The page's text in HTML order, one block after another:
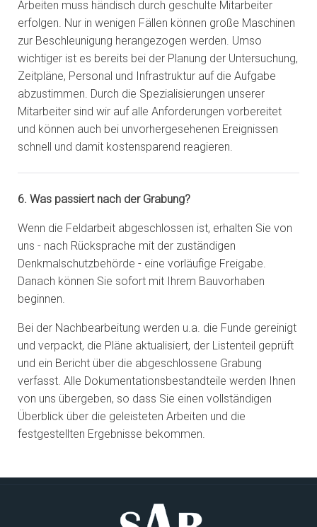
Arbeiten muss händisch durch geschulte Mitarbeiter
erfolgen. Nur in wenigen Fällen können große Maschinen
zur Beschleunigung herangezogen werden. Umso
wichtiger ist es bereits bei der Planung der Untersuchung,
Zeitpläne, Personal und Infrastruktur auf die Aufgabe
abzustimmen. Durch die Spezialisierungen unserer
Mitarbeiter sind wir auf alle Anforderungen vorbereitet
und können auch bei unvorhergesehenen Ereignissen
schnell und damit kostensparend reagieren.
6. Was passiert nach der Grabung?
Wenn die Feldarbeit abgeschlossen ist, erhalten Sie von
uns - nach Rücksprache mit der zuständigen
Denkmalschutzbehörde - eine vorläufige Freigabe.
Danach können Sie sofort mit Ihrem Bauvorhaben
beginnen.
Bei der Nachbearbeitung werden u.a. die Funde gereinigt
und verpackt, die Pläne aktualisiert, der Listenteil geprüft
und ein Bericht über die abgeschlossene Grabung
verfasst. Alle Dokumentationsbestandteile werden Ihnen
von uns übergeben, so dass Sie einen vollständigen
Überblick über die geleisteten Arbeiten und die
festgestellten Ergebnisse bekommen.